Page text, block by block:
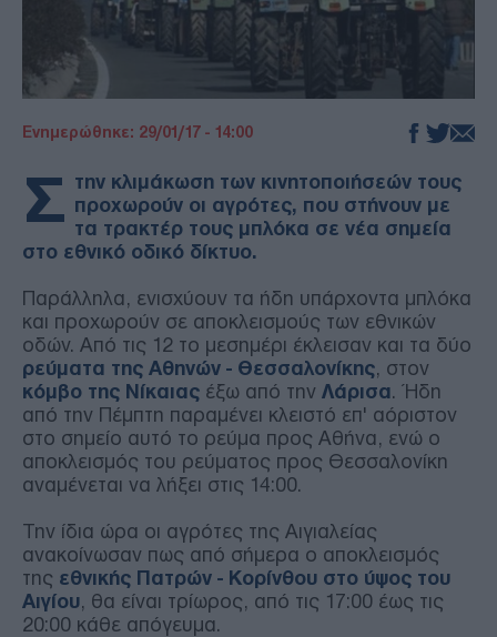
Ενημερώθηκε: 29/01/17 - 14:00
Σ την κλιμάκωση των κινητοποιήσεών τους
προχωρούν οι αγρότες, που στήνουν με
τα τρακτέρ τους μπλόκα σε νέα σημεία
στο εθνικό οδικό δίκτυο.
Παράλληλα, ενισχύουν τα ήδη υπάρχοντα μπλόκα
και προχωρούν σε αποκλεισμούς των εθνικών
οδών. Από τις 12 το μεσημέρι έκλεισαν και τα δύο
ρεύματα της Αθηνών - Θεσσαλονίκης, στον
κόμβο της Νίκαιας έξω από την Λάρισα. Ήδη
από την Πέμπτη παραμένει κλειστό επ' αόριστον
στο σημείο αυτό το ρεύμα προς Αθήνα, ενώ ο
αποκλεισμός του ρεύματος προς Θεσσαλονίκη
αναμένεται να λήξει στις 14:00.
Την ίδια ώρα οι αγρότες της Αιγιαλείας
ανακοίνωσαν πως από σήμερα ο αποκλεισμός
της εθνικής Πατρών - Κορίνθου στο ύψος του
Αιγίου, θα είναι τρίωρος, από τις 17:00 έως τις
20:00 κάθε απόγευμα.